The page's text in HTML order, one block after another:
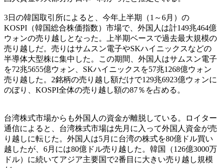
3日の韓国取引所によると、今年上半期（1～6月）の
KOSPI（韓国総合株価指数）市場で、外国人は計149兆464億
ウォンの売り越しとなった。上半期ベースで過去最大規模の
売り越しだ。売りはサムスン電子やSKハイニックスなどの
半導体大型株に集中した。この期間、外国人はサムスン電子
を72兆5655億ウォン、SKハイニックスを57兆1268億ウォン
売り越した。2銘柄の売り越し額だけで129兆6923億ウォンに
のぼり、KOSPI全体の売り越し額の87％を占める。
台湾株式市場からも外国人の資金が離脱している。ロイター
通信によると、台湾株式市場は先月に入って外国人資金が売
り越しに転じた。外国人は5月に台湾の株式を80億ドル買い
越したが、6月には80億ドル売り越した。韓国（126億3000万
ドル）に続いてアジア主要国で2番目に大きい売り越し規模